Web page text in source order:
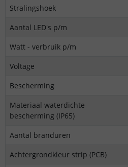
Stralingshoek
Aantal LED's p/m
Watt - verbruik p/m
Voltage
Bescherming
Materiaal waterdichte
bescherming (IP65)
Aantal branduren
Achtergrondkleur strip (PCB)